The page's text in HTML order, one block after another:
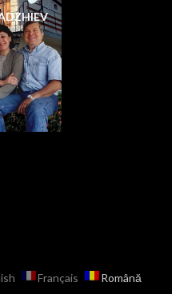
Français
Română